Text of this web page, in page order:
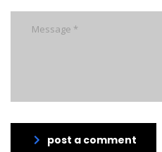
post a comment